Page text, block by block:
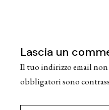
Lascia un
Il tuo indirizzo email
obbligatori sono